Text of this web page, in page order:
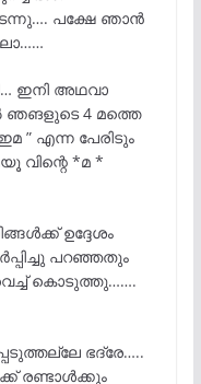
പക്ഷേ ഞാൻ
ഇനി അഥവാ
ഞങളുടെ 4 മത്തെ
” എന്ന പേരിടും
വിന്റെ *മ *
ഉദ്ദേശം
പറഞ്ഞതും
കൊടുത്തു…….
ഭദ്രേ…..
രണ്ടാൾക്കും